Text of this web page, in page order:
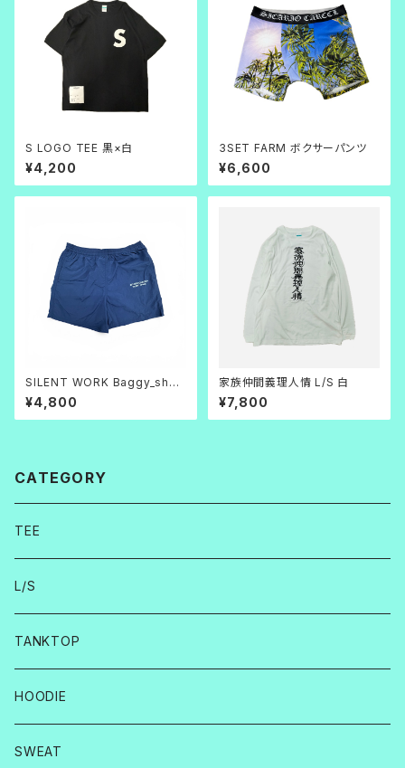
S LOGO TEE 黒×白
¥4,200
3SET FARM ボクサーパンツ
¥6,600
SILENT WORK Baggy_short
s ネイビー
¥4,800
家族仲間義理人情 L/S 白
¥7,800
CATEGORY
TEE
L/S
TANKTOP
HOODIE
SWEAT